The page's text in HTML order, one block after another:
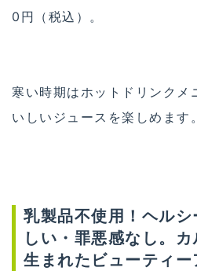
0円（税込）。
寒い時期はホットドリンクメ
いしいジュースを楽しめます。
乳製品不使用！ヘル
しい・罪悪感なし。
生まれたビューティ